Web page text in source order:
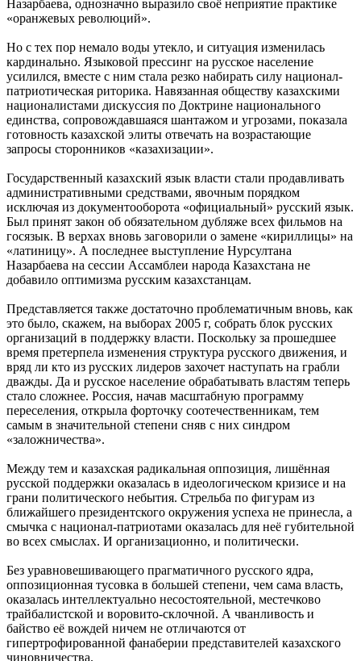
Назарбаева, однозначно выразило своё неприятие практике
«оранжевых революций».
Но с тех пор немало воды утекло, и ситуация изменилась
кардинально. Языковой прессинг на русское население
усилился, вместе с ним стала резко набирать силу национал-
патриотическая риторика. Навязанная обществу казахскими
националистами дискуссия по Доктрине национального
единства, сопровождавшаяся шантажом и угрозами, показала
готовность казахской элиты отвечать на возрастающие
запросы сторонников «казахизации».
Государственный казахский язык власти стали продавливать
административными средствами, явочным порядком
исключая из документооборота «официальный» русский язык.
Был принят закон об обязательном дубляже всех фильмов на
госязык. В верхах вновь заговорили о замене «кириллицы» на
«латиницу». А последнее выступление Нурсултана
Назарбаева на сессии Ассамблеи народа Казахстана не
добавило оптимизма русским казахстанцам.
Представляется также достаточно проблематичным вновь, как
это было, скажем, на выборах 2005 г, собрать блок русских
организаций в поддержку власти. Поскольку за прошедшее
время претерпела изменения структура русского движения, и
вряд ли кто из русских лидеров захочет наступать на грабли
дважды. Да и русское население обрабатывать властям теперь
стало сложнее. Россия, начав масштабную программу
переселения, открыла форточку соотечественникам, тем
самым в значительной степени сняв с них синдром
«заложничества».
Между тем и казахская радикальная оппозиция, лишённая
русской поддержки оказалась в идеологическом кризисе и на
грани политического небытия. Стрельба по фигурам из
ближайшего президентского окружения успеха не принесла, а
смычка с национал-патриотами оказалась для неё губительной
во всех смыслах. И организационно, и политически.
Без уравновешивающего прагматичного русского ядра,
оппозиционная тусовка в большей степени, чем сама власть,
оказалась интеллектуально несостоятельной, местечково
трайбалистской и воровито-склочной. А чванливость и
байство её вождей ничем не отличаются от
гипертрофированной фанаберии представителей казахского
чиновничества.